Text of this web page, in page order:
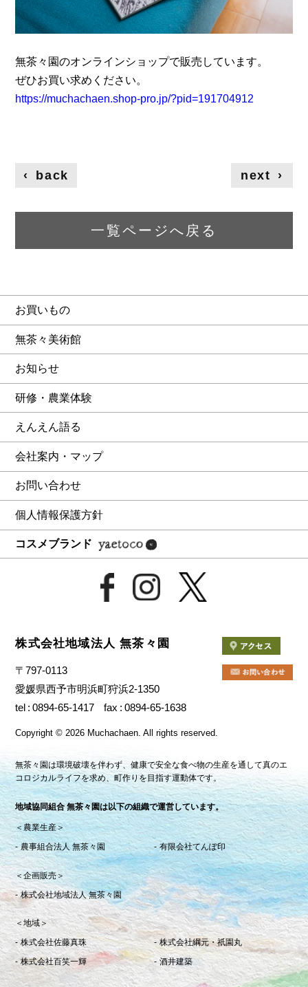
無茶々園のオンラインショップで販売しています。
ぜひお買い求めください。
https://muchachaen.shop-pro.jp/?pid=191704912
‹ back next ›
一覧ページへ戻る
お買いもの
無茶々美術館
お知らせ
研修・農業体験
えんえん語る
会社案内・マップ
お問い合わせ
個人情報保護方針
コスメブランド
株式会社地域法人 無茶々園
〒797-0113
愛媛県西予市明浜町狩浜2-1350
tel
0894-65-1417 fax 0894-65-1638
Copyright© 2026 Muchachaen.All rights reserved.
無茶々園は環境破壊を伴わず、健康で安全な食べ物の生産を通して真のエ
コロジカルライフを求め、町作りを目指す運動体です。
地域協同組合 無茶々園は以下の組織で運営しています。
＜農業生産＞
農事組合法人 無茶々園
有限会社てんぽ印
＜企画販売＞
株式会社地域法人 無茶々園
＜地域＞
株式会社佐藤真珠
株式会社綱元・祇園丸
株式会社百笑一輝
酒井建築